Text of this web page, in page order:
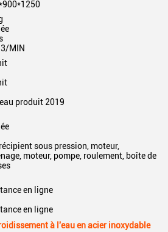
MIN
produit 2019
sous pression, moteur,
moteur, pompe, roulement, boîte de
en ligne
en ligne
à l'eau en acier inoxydable